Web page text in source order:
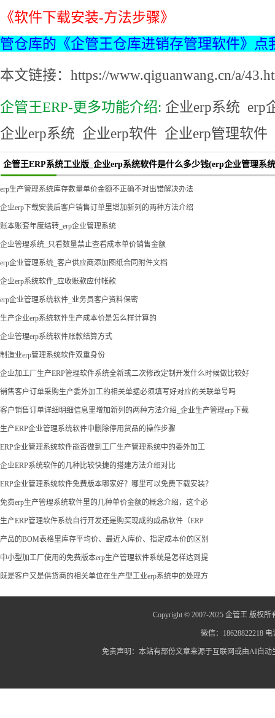
《软件下载安装-方法步骤》
管仓库的《企管王仓库进销存管理软件》点
本文链接：https://www.qiguanwang.cn/a/
企管王ERP-更多功能介绍: 企业erp系统 erp
企业erp系统 企业erp软件 企业erp管理软件
企管王ERP系统工业版_企业erp系统软件是什么多少钱(erp企业管理系
erp生产管理系统库存数量单价金额不正确不对出错解决办法
企业erp下载安装后客户销售订单里增加新列的两种方法介绍
账本账套年度结转_erp企业管理系统
企业管理系统_只看数量禁止查看成本单价销售金额
erp企业管理系统_客户供应商添加图纸合同附件文档
企业erp系统软件_应收账款应付帐款
erp企业管理系统软件_业务员客户资料保密
生产企业erp系统软件生产成本价是怎么样计算的
企业管理erp系统软件账款结算方式
制造业erp管理系统软件双重身份
企业加工厂生产ERP管理软件系统全新或二次修改定制开发什么时候做比较好
销售客户订单采购生产委外加工的相关单据必须填写好对应的关联单号吗
客户销售订单详细明细信息里增加新列的两种方法介绍_企业生产管理erp下载
生产ERP企业管理系统软件中删除停用货品的操作步骤
ERP企业管理系统软件能否做到工厂生产管理系统中的委外加工
企业ERP系统软件的几种比较快捷的搭建方法介绍对比
ERP企业管理系统软件免费版本哪家好？哪里可以免费下载安装？
免费erp生产管理系统软件里的几种单价金额的概念介绍，这个必
生产ERP管理软件系统自行开发还是购买现成的成品软件（ERP
产品的BOM表格里库存平均价、最近入库价、指定成本价的区别
中小型加工厂使用的免费版本erp生产管理软件系统是怎样达到提
既是客户又是供货商的相关单位在生产型工业erp系统中的处理方
Copyright © 2007-2025 企管王 版权所
微信：18628822218
免责声明：本站有部份文章来源于互联网或由AI自